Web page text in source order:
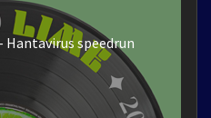
speedrun